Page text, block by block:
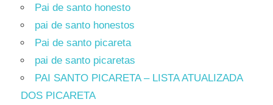
Pai de santo honesto
pai de santo honestos
Pai de santo picareta
pai de santo picaretas
PAI SANTO PICARETA – LISTA ATUALIZADA
DOS PICARETA